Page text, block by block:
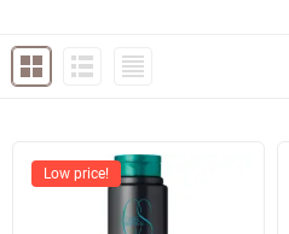
Low price!